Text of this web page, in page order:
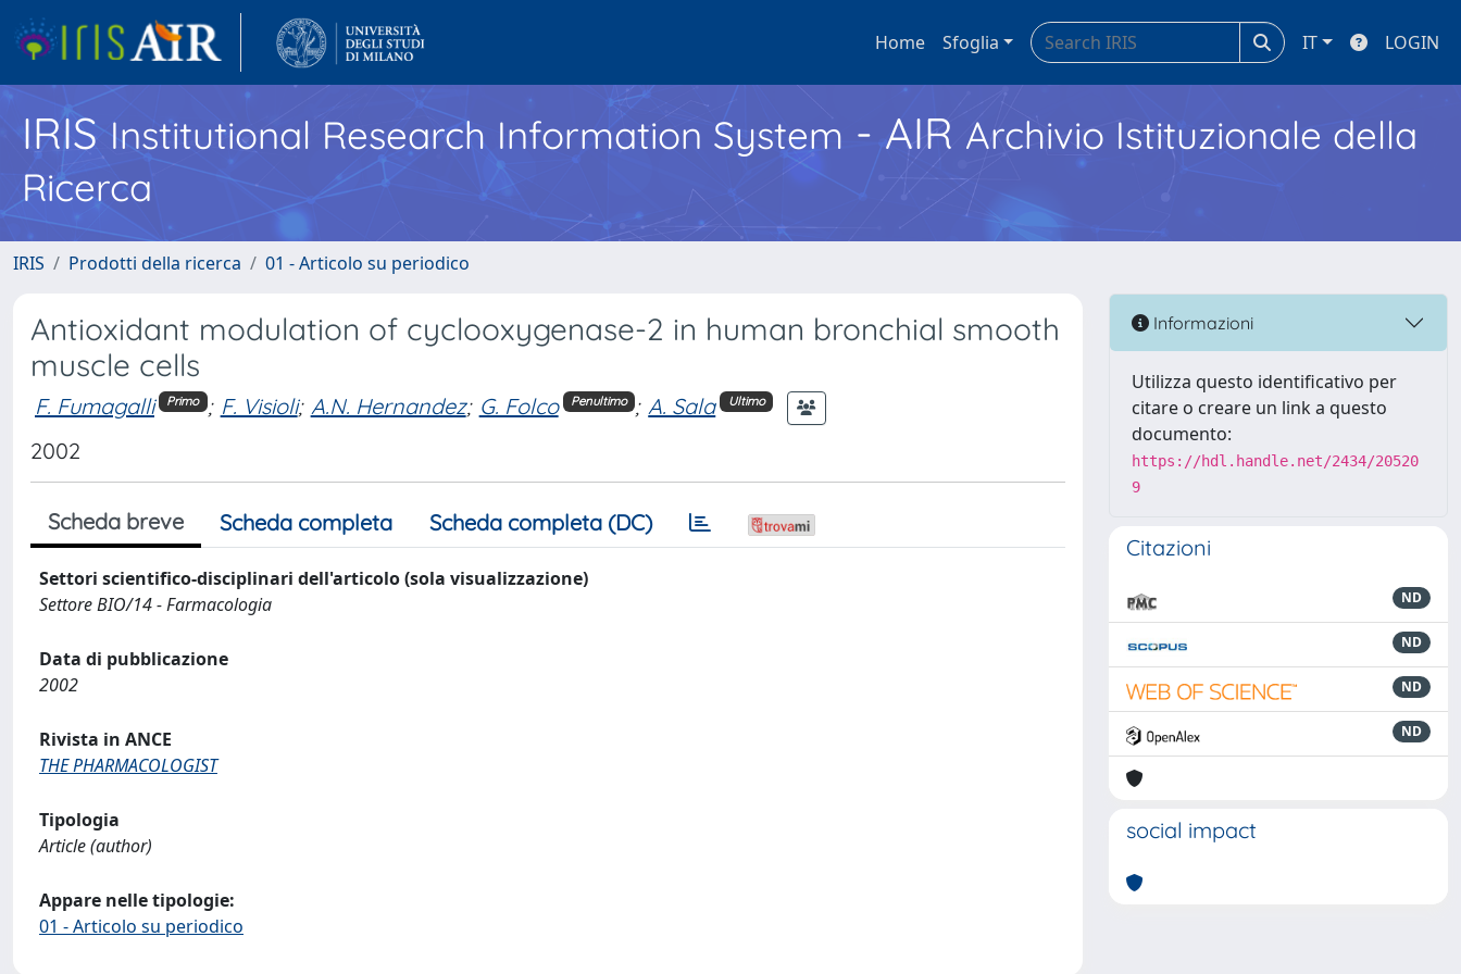
Home Sfoglia IT LOGIN
IRISInstitutional Research Information System - AIR Archivio Istituzionale della
Ricerca
IRIS Prodotti della ricerca 01 - Articolo su periodico
Antioxidant modulation of cyclooxygenase-2 in human bronchial smooth
muscle cells
F. Fumagalli Primo ; F. Visioli; A.N. Hernandez; G. Folco Penultimo ; A. Sala Ultimo
2002
Scheda breve Scheda completa Scheda completa (DC)
Settori scientifico-disciplinari dell'articolo (sola visualizzazione)
Settore BIO/14 - Farmacologia
Data di pubblicazione
2002
Rivista in ANCE
THE PHARMACOLOGIST
Tipologia
Article (author)
Appare nelle tipologie:
01 - Articolo su periodico
Informazioni
Utilizza questo identificativo per
citare o creare un link a questo
documento:
https://hdl.handle.net/2434/20520
9
Citazioni
ND
ND
ND
ND
social impact